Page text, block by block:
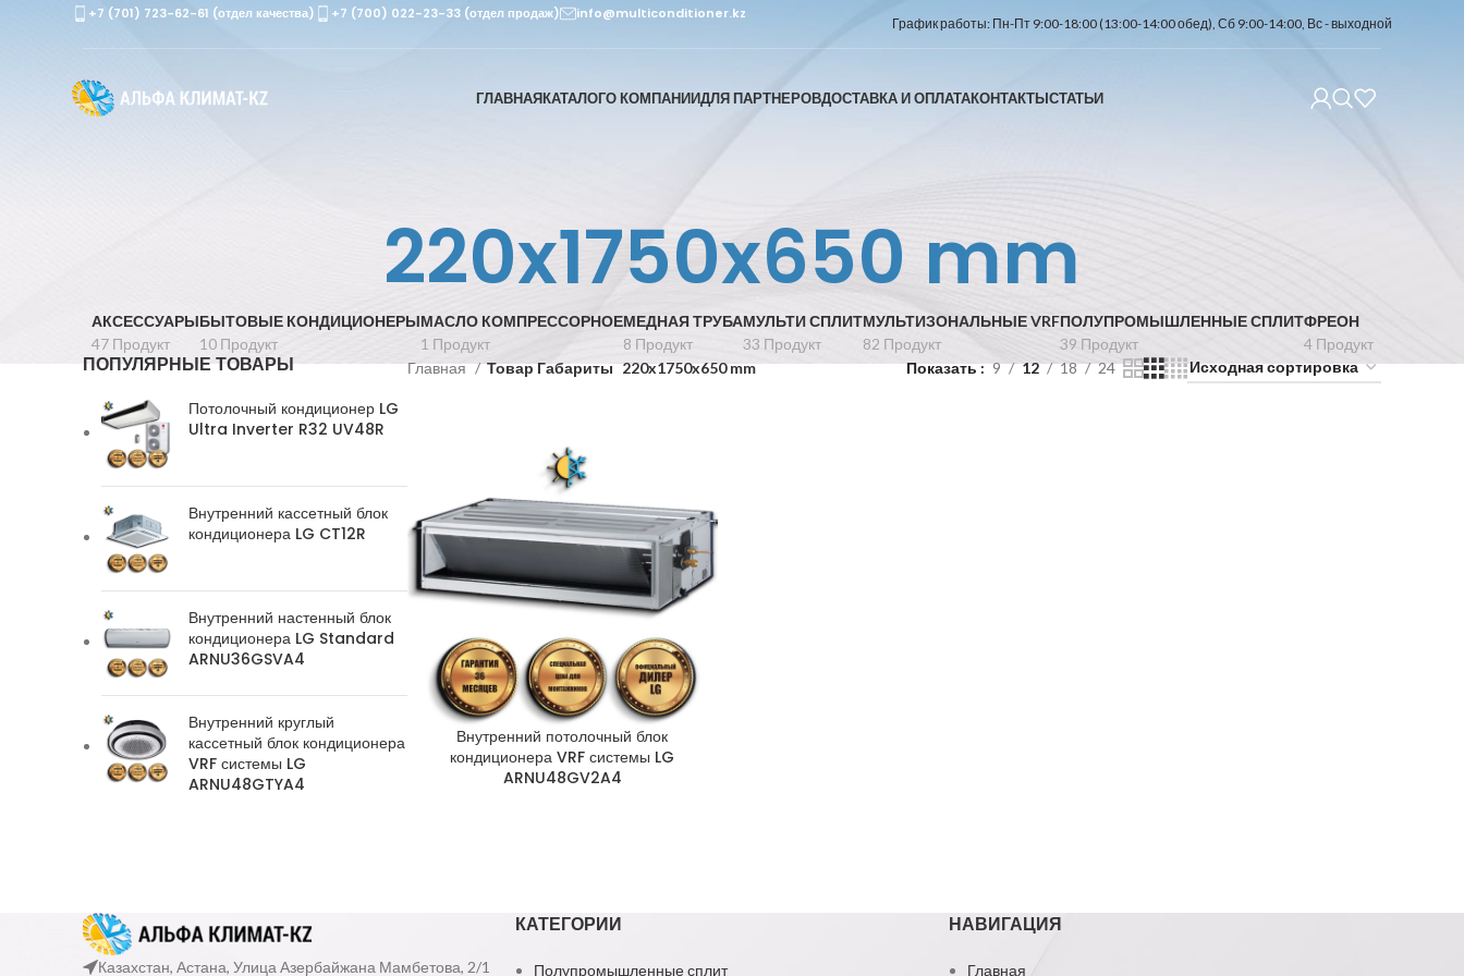
+7 (701) 723-62-61 (отдел качества) +7 (700) 022-23-33 (отдел продаж) info@multiconditioner.kz
График работы: Пн-Пт 9:00-18:00 (13:00-14:00 обед), Сб 9:00-14:00, Вс - выходной
ГЛАВНАЯКАТАЛОГО КОМПАНИИДЛЯ ПАРТНЕРОВДОСТАВКА И ОПЛАТАКОНТАКТЫСТАТЬИ
220x1750x650 mm
АКСЕССУАРЫ
47 Продукт
БЫТОВЫЕ КОНДИЦИОНЕРЫ
10 Продукт
МАСЛО КОМПРЕССОРНОЕ
1 Продукт
МЕДНАЯ ТРУБА
8 Продукт
МУЛЬТИ СПЛИТ
33 Продукт
МУЛЬТИЗОНАЛЬНЫЕ VRF
82 Продукт
ПОЛУПРОМЫШЛЕННЫЕ СПЛИТ
39 Продукт
ФРЕОН
4 Продукт
ПОПУЛЯРНЫЕ ТОВАРЫ
Потолочный кондиционер LG
Ultra Inverter R32 UV48R
Внутренний кассетный блок
кондиционера LG CT12R
Внутренний настенный блок
кондиционера LG Standard
ARNU36GSVA4
Внутренний круглый
кассетный блок кондиционера
VRF системы LG
ARNU48GTYA4
Главная Товар Габариты 220x1750x650 mm Показать 9 12 18 24
Внутренний потолочный блок
кондиционера VRF системы LG
ARNU48GV2A4
Казахстан, Астана, Улица Азербайжана Мамбетова, 2/1
КАТЕГОРИИ
Полупромышленные сплит
НАВИГАЦИЯ
Главная